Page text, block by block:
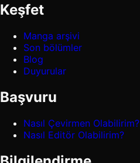
Keşfet
Manga arşivi
Son bölümler
Blog
Duyurular
Başvuru
Nasıl Çevirmen Olabilirim?
Nasıl Editör Olabilirim?